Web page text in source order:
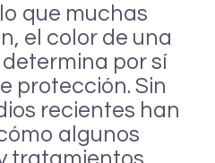
que muchas
el color de una
por sí
protección. Sin
recientes han
algunos
tratamientos